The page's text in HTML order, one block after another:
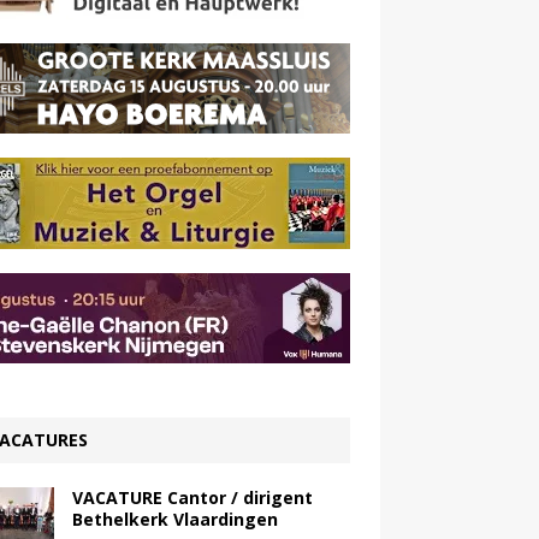
VACATURE Cantor / dirigent
Bethelkerk Vlaardingen